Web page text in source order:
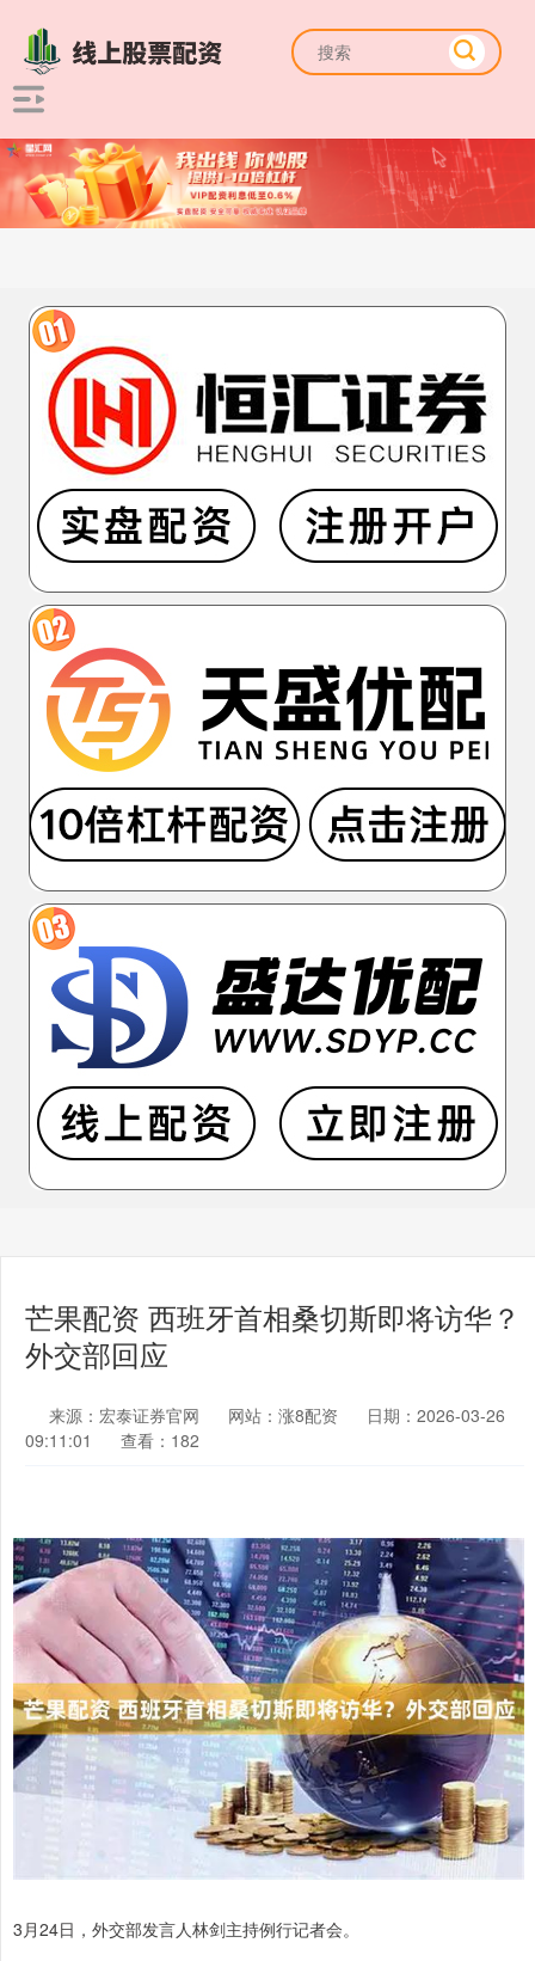
芒果配资 西班牙首相桑切斯即将访华？
外交部回应
来源：宏泰证券官网 网站：涨8配资
日期：2026-03-26
09:11:01
查看：182
3月24日，外交部发言人林剑主持例行记者会。